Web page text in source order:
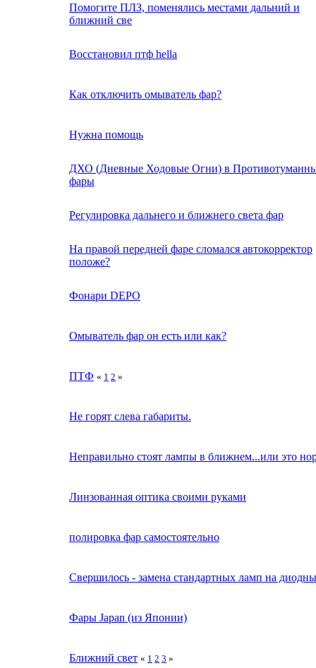
Помогите ПЛЗ, поменялись местами дальний и
ближний све
Восстановил птф hella
Как отключить омыватель фар?
Нужна помощь
ДХО (Дневные Ходовые Огни) в
фары
Регулировка дальнего и ближнего света фар
Hа правой передней фаре сломался автокорректор
положе?
Фонари DEPO
Омыватель фар он есть или как?
ПТФ « 1 2 »
Не горят слева габариты.
Неправильно стоят лампы в ближнем...или это
Линзованная оптика своими руками
полировка фар самостоятельно
Свершилось - замена стандартных ламп на
Фары Japan (из Японии)
Ближний свет « 1 2 3 »